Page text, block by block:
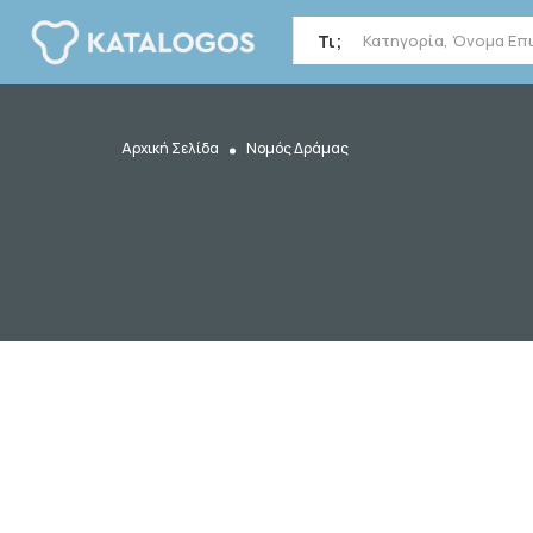
Τι;
Αρχική Σελίδα Νομός Δράμας